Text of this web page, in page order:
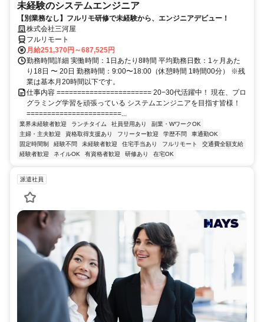
未経験のシステムエンジニア
【別業務なし】フルリモ研修で未経験から、エンジニアデビュー！
株式会社三河屋
フルリモート
月給251,370円～687,525円
勤務時間詳細 実働時間：1日あたり8時間 平均勤務日数：1ヶ月あた
り18日 〜 20日 勤務時間：9:00〜18:00（休憩時間 1時間00分） ※残
業は基本月20時間以下です。
仕事内容 ======================= 20−30代活躍中！ 現在、プロ
グラミング学習を頑張っている システムエンジニアを目指す皆様！
=======================...
業界未経験者歓迎 ランチタイム 社員登用あり
副業・WワークOK
主婦・主夫歓迎
資格取得支援あり フリーター歓迎 学歴不問
車通勤OK
固定時間制
経験不問 未経験者歓迎 住宅手当あり フルリモート
交通費全額支給
経験者歓迎
ネイルOK 有資格者歓迎 研修あり 在宅OK
派遣社員